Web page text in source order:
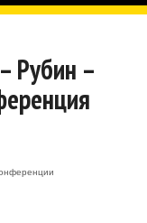
Рубин –